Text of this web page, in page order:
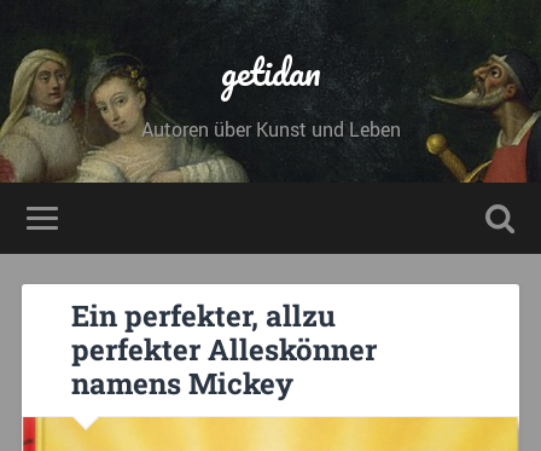
getidan
Autoren über Kunst und Leben
Ein perfekter, allzu
perfekter Alleskönner
namens Mickey